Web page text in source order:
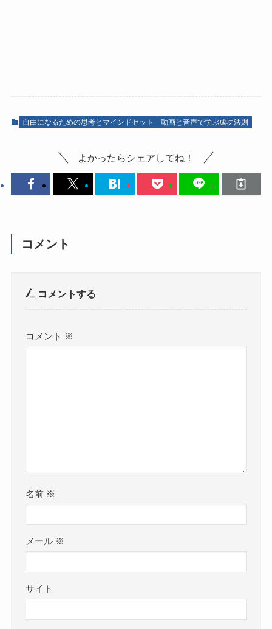
自由になるための思考とマインドセット 動画と音声で学ぶ成功法則
よかったらシェアしてね！
コメント
コメントする
コメント ※
名前 ※
メール ※
サイト